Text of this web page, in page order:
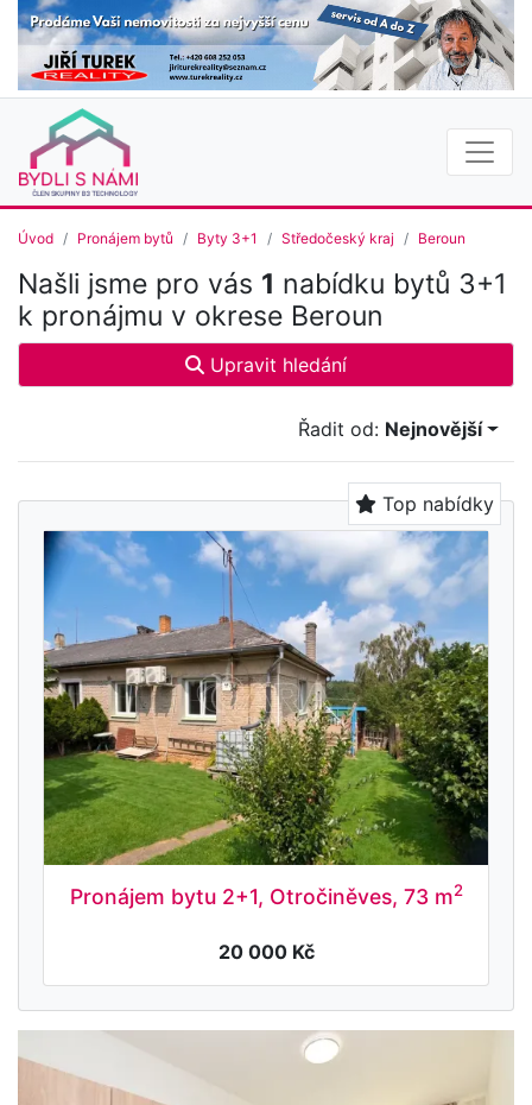
Úvod Pronájem bytů Byty 3+1 Středočeský kraj Beroun
Našli jsme pro vás 1 nabídku bytů 3+1
k pronájmu v okrese Beroun
Upravit hledání
Řadit od: Nejnovější
Top nabídky
Pronájem bytu 2+1, Otročiněves, 73 m2
20 000 Kč